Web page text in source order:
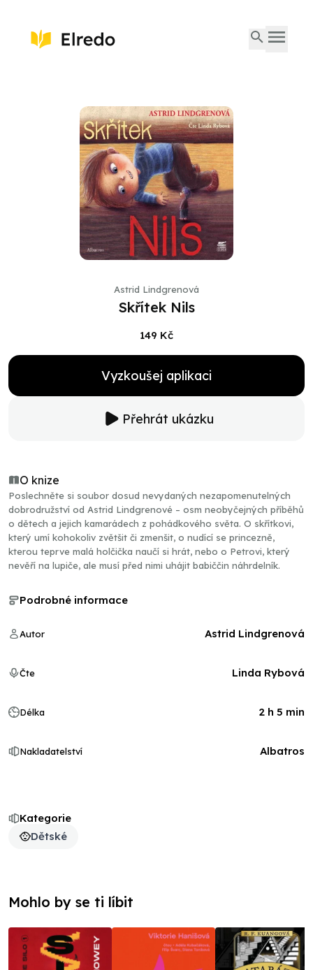
Astrid Lindgrenová
Skřítek Nils
149 Kč
Vyzkoušej aplikaci
Přehrát ukázku
O knize
Poslechněte si soubor dosud nevydaných nezapomenutelných
dobrodružství od Astrid Lindgrenové – osm neobyčejných příběhů
o dětech a jejich kamarádech z pohádkového světa. O skřítkovi,
který umí kohokoliv zvětšit či zmenšit, o nudící se princezně,
kterou teprve malá holčička naučí si hrát, nebo o Petrovi, který
nevěří na lupiče, ale musí před nimi uhájit babiččin náhrdelník.
Kategorie
Dětské
Podrobné informace
Autor Astrid Lindgrenová
Čte Linda Rybová
Délka 2 h 5 min
Nakladatelství Albatros
Mohlo by se ti líbit